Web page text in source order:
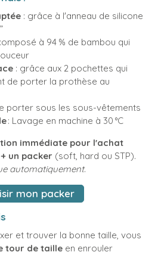
: grâce à l'anneau de silicone
à 94 % de bambou qui
: grâce aux 2 pochettes qui
de porter la prothèse au
porter sous les sous-vêtements
: Lavage en machine à 30 °C
immédiate pour l'achat
un packer (soft, hard ou STP).
automatiquement.
mon packer
et trouver la bonne taille, vous
tour de taille en enrouler